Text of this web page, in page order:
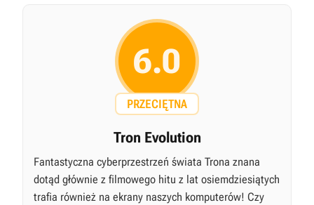
6.0
PRZECIĘTNA
Tron Evolution
Fantastyczna cyberprzestrzeń świata Trona znana
dotąd głównie z filmowego hitu z lat osiemdziesiątych
trafia również na ekrany naszych komputerów! Czy